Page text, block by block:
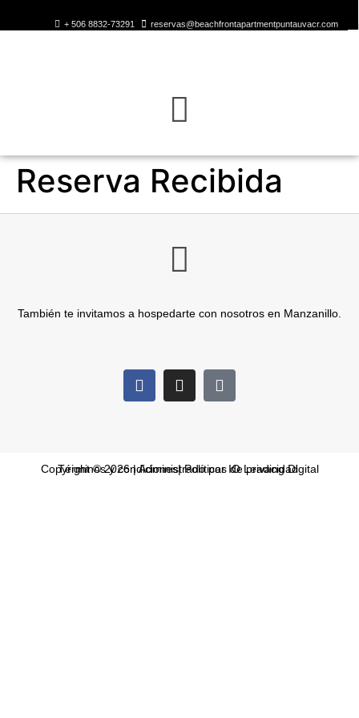
+ 506 8832-73291 reservas@beachfrontapartmentpuntauvacr.com
Reserva Recibida
También te invitamos a hospedarte con nosotros en Manzanillo.
Términos y condiciones|Políticas de privacidad
Copyright © 2026 | Administrado por IO Leading Digital